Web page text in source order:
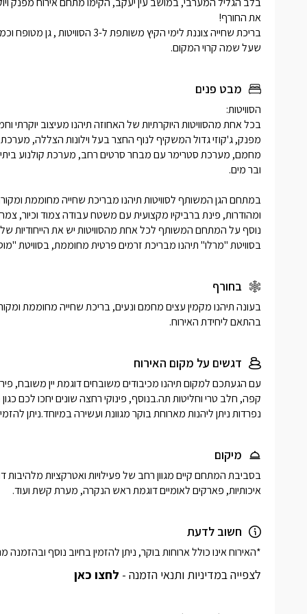
4/
שעל שמה קרוי המקום.
מבט פנים
בסוויטת "מרלו" תיהנו מבריכת זרמים פרטית מחוממת, בסוויטת
בחורף
בהתאם ליחידת האירוח.
דגשים על מקום האירוח
נפרדות ניתן ליהנות מארוחת בוקר מגוונת ועשירה במיוחד.ניתן
מיקום
איכותיות, פארקים לאומיים דוגמת ראש הנקרה, מערת קשת ועוד.
חשוב לדעת
*האירוח אינו כולל ארוחות בוקר, ניתן להזמין בחיוב נוסף
לצפייה במדיניות ותנאי הזמנה - לחצו כאן